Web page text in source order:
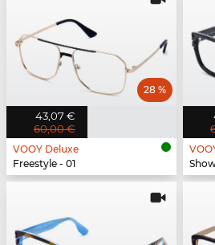
43,07 €
60,00 €
28 %
VOOY Deluxe
Freestyle - 01